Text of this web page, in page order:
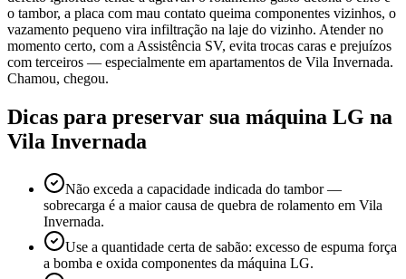
o tambor, a placa com mau contato queima componentes vizinhos, o
vazamento pequeno vira infiltração na laje do vizinho. Atender no
momento certo, com a Assistência SV, evita trocas caras e prejuízos
com terceiros — especialmente em apartamentos de Vila Invernada.
Chamou, chegou.
Dicas para preservar sua máquina LG na
Vila Invernada
Não exceda a capacidade indicada do tambor —
sobrecarga é a maior causa de quebra de rolamento em Vila
Invernada.
Use a quantidade certa de sabão: excesso de espuma força
a bomba e oxida componentes da máquina LG.